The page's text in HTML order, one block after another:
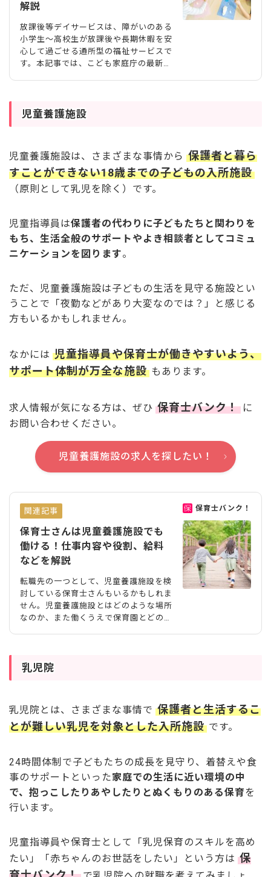
解説
放課後等デイサービスは、障がいのある
小学生〜高校生が放課後や長期休暇を安
心して過ごせる通所型の福祉サービスで
す。本記事では、こども家庭庁の最新ガ
容・やりがいまで、放デイについてわか
基づく福祉サービスの一つであり、小学
生から高校生の障がいのある子どもが放
課後や長期休暇中に安心して過ごし、成
どもに対し、その子の状態に
児童養護施設
児童養護施設は、さまざまな事情から 保護者と暮ら
すことができない18歳までの子どもの入所施設
（原則として乳児を除く）です。
児童指導員は保護者の代わりに子どもたちと関わりを
もち、生活全般のサポートやよき相談者としてコミュ
ニケーションを図ります。
ただ、児童養護施設は子どもの生活を見守る施設とい
うことで「夜勤などがあり大変なのでは？」と感じる
方もいるかもしれません。
なかには 児童指導員や保育士が働きやすいよう、
サポート体制が万全な施設 もあります。
求人情報が気になる方は、ぜひ 保育士バンク！ に
お問い合わせください。
児童養護施設の求人を探したい！
関連記事
保育士さんは児童養護施設でも
働ける！仕事内容や役割、給料
などを解説
転職先の一つとして、児童養護施設を検
討している保育士さんもいるかもしれま
せん。児童養護施設とはどのような場所
なのか、また働くうえで保育園とどのよ
ます。あわせて、給料事情などもまとめ
保育士バンク！
乳児院
乳児院とは、さまざまな事情で 保護者と生活するこ
とが難しい乳児を対象とした入所施設 です。
24時間体制で子どもたちの成長を見守り、着替えや食
事のサポートといった家庭での生活に近い環境の中
で、抱っこしたりあやしたりとぬくもりのある保育を
行います。
児童指導員や保育士として「乳児保育のスキルを高め
たい」「赤ちゃんのお世話をしたい」という方は 保